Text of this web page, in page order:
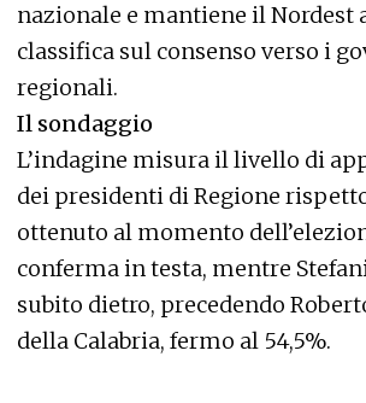
nazionale e mantiene il Nordest
classifica sul consenso verso i
regionali.
Il sondaggio
L’indagine misura il livello di
dei presidenti di Regione
ottenuto al momento
conferma in testa, mentre
subito dietro, precedendo
della Calabria, fermo al 54,5%.